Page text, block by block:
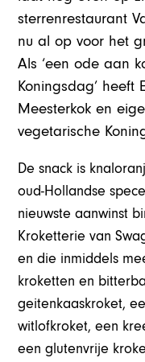
sterrenrestaurant
nu al op voor het
Als ‘een ode aan
Koningsdag’ heeft
Meesterkok en
vegetarische
De snack is
oud-Hollandse
nieuwste aanwinst
Kroketterie van
en die inmiddels
kroketten en
geitenkaaskroket,
witlofkroket, een
een glutenvrije